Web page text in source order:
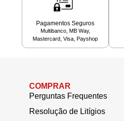
Pagamentos Seguros
Multibanco, MB Way,
Mastercard, Visa, Payshop
COMPRAR
Perguntas Frequentes
Resolução de Litígios